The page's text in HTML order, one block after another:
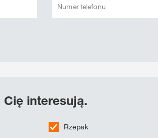
Numer telefonu
interesują.
Rzepak